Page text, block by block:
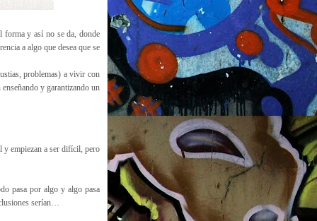
forma y así no se da, donde
a algo que desea que se
problemas) a vivir con
y garantizando un
y empiezan a ser difícil, pero
pasa por algo y algo pasa
serían…